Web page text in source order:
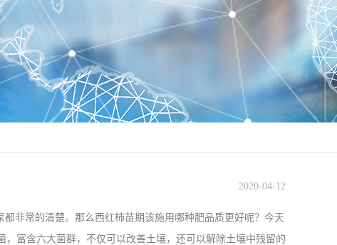
非常的清楚。那么西红柿苗期该施用哪种肥品质更好呢？今天
富含六大菌群，不仅可以改善土壤，还可以解除土壤中残留的
2020-04-12